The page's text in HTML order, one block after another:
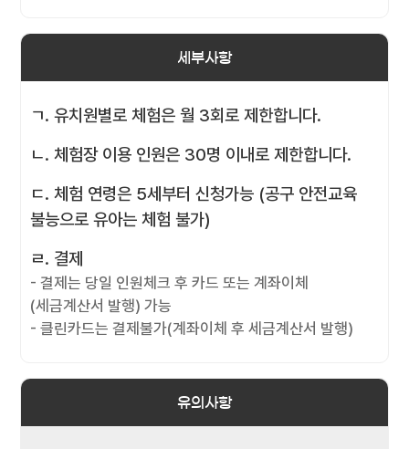
세부사항
ㄱ. 유치원별로 체험은 월 3회로 제한합니다.
ㄴ. 체험장 이용 인원은 30명 이내로 제한합니다.
ㄷ. 체험 연령은 5세부터 신청가능 (공구 안전교육
불능으로 유아는 체험 불가)
ㄹ. 결제
- 결제는 당일 인원체크 후 카드 또는 계좌이체
(세금계산서 발행) 가능
- 클린카드는 결제불가(계좌이체 후 세금계산서 발행)
유의사항